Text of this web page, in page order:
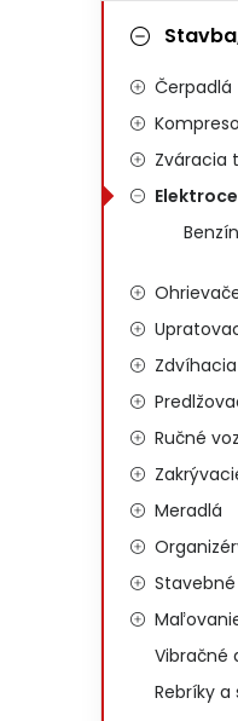
Čerpadlá
Zváracia
Ručné
Meradlá
Vibračné
Rebríky